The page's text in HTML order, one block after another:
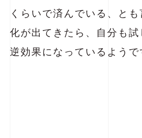
くらいで済んでいる、
化が出てきたら、自分も
逆効果になっているよう